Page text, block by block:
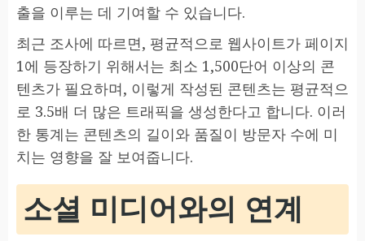
출을 이루는 데 기여할 수 있습니다.
최근 조사에 따르면, 평균적으로 웹사이트가 페이지
1에 등장하기 위해서는 최소 1,500단어 이상의 콘
텐츠가 필요하며, 이렇게 작성된 콘텐츠는 평균적으
로 3.5배 더 많은 트래픽을 생성한다고 합니다. 이러
한 통계는 콘텐츠의 길이와 품질이 방문자 수에 미
치는 영향을 잘 보여줍니다.
소셜 미디어와의 연계